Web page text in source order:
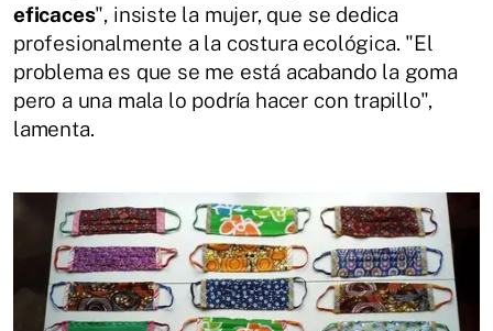
eficaces", insiste la mujer, que se dedica
profesionalmente a la costura ecológica. "El
problema es que se me está acabando la goma
pero a una mala lo podría hacer con trapillo",
lamenta.